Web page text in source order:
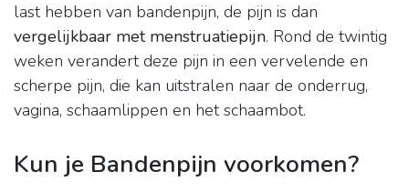
last hebben van bandenpijn, de pijn is dan
vergelijkbaar met menstruatiepijn. Rond de twintig
weken verandert deze pijn in een vervelende en
scherpe pijn, die kan uitstralen naar de onderrug,
vagina, schaamlippen en het schaambot.
Kun je Bandenpijn voorkomen?